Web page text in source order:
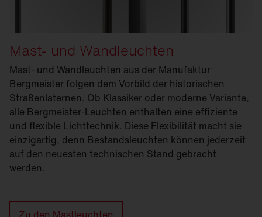
Mast- und Wandleuchten
Mast- und Wandleuchten aus der Manufaktur
Bergmeister folgen dem Vorbild der historischen
Straßenlaternen. Ob Klassiker oder moderne Variante,
alle Bergmeister-Leuchten enthalten eine effiziente
und flexible Lichttechnik. Diese Flexibilität macht sie
einzigartig, denn Bestandsleuchten können jederzeit
auf den neuesten technischen Stand gebracht
werden.